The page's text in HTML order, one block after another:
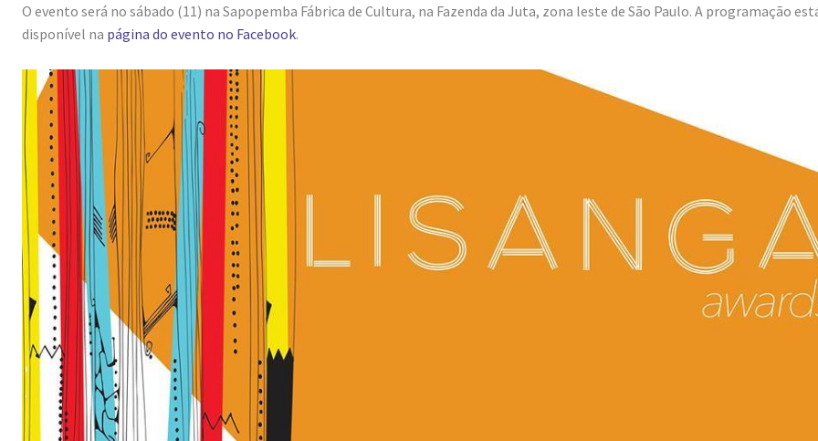
O evento será no sábado (11) na Sapopemba Fábrica de Cultura, na Fazenda da Juta, zona leste de São Paulo. A programação
disponível na página do evento no Facebook.